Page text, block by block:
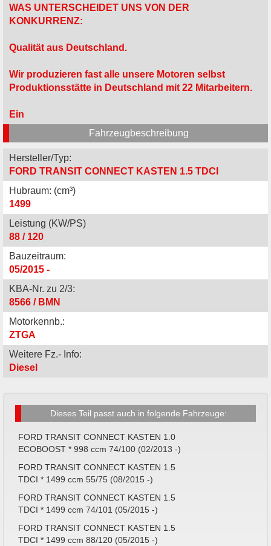
WAS UNTERSCHEIDET UNS VON DER
KONKURRENZ:
Qualität aus Deutschland.
Wir produzieren fast alle unsere Motoren selbst
Produktionsstätte in Deutschland mit 22 Mitarbeitern.
Ein
Fahrzeugbeschreibung
Hersteller/Typ:
FORD TRANSIT CONNECT KASTEN 1.5 TDCI
Hubraum: (cm³)
1499
Leistung (KW/PS)
88 / 120
Bauzeitraum:
05/2015 -
KBA-Nr. zu 2/3:
8566 / BMN
Motorkennb.:
ZTGA
Weitere Fz.- Info:
Diesel
Dieses Teil passt auch in folgende Fahrzeuge:
FORD TRANSIT CONNECT KASTEN 1.0
ECOBOOST * 998 ccm 74/100 (02/2013 -)
FORD TRANSIT CONNECT KASTEN 1.5
TDCI * 1499 ccm 55/75 (08/2015 -)
FORD TRANSIT CONNECT KASTEN 1.5
TDCI * 1499 ccm 74/101 (05/2015 -)
FORD TRANSIT CONNECT KASTEN 1.5
TDCI * 1499 ccm 88/120 (05/2015 -)